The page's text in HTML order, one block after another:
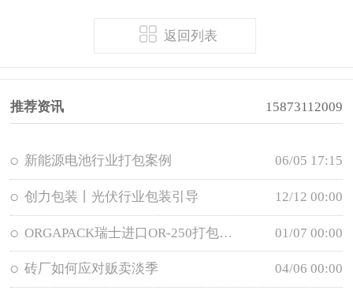
返回列表
推荐资讯 15873112009
新能源电池行业打包案例 06/05 17:15
创力包装丨光伏行业包装引导 12/12 00:00
ORGAPACK瑞士进口OR-250打包机日产维修保养 01/07 00:00
砖厂如何应对贩卖淡季 04/06 00:00